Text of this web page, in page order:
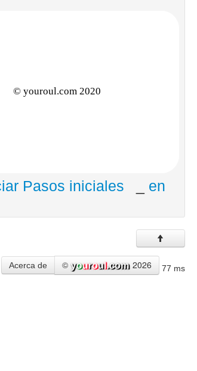
Pasos iniciales en
Acerca de © 2026 77 ms